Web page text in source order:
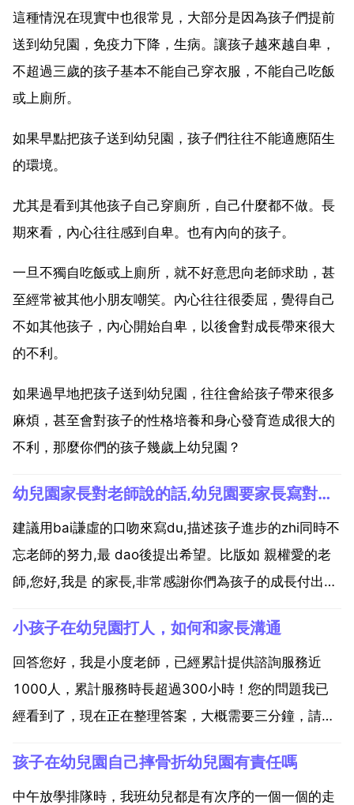
這種情況在現實中也很常見，大部分是因為孩子們提前
送到幼兒園，免疫力下降，生病。讓孩子越來越自卑，
不超過三歲的孩子基本不能自己穿衣服，不能自己吃飯
或上廁所。
如果早點把孩子送到幼兒園，孩子們往往不能適應陌生
的環境。
尤其是看到其他孩子自己穿廁所，自己什麼都不做。長
期來看，內心往往感到自卑。也有內向的孩子。
一旦不獨自吃飯或上廁所，就不好意思向老師求助，甚
至經常被其他小朋友嘲笑。內心往往很委屈，覺得自己
不如其他孩子，內心開始自卑，以後會對成長帶來很大
的不利。
如果過早地把孩子送到幼兒園，往往會給孩子帶來很多
麻煩，甚至會對孩子的性格培養和身心發育造成很大的
不利，那麼你們的孩子幾歲上幼兒園？
幼兒園家長對老師說的話,幼兒園要家長寫對老師說的話怎麼寫
建議用bai謙虛的口吻來寫du,描述孩子進步的zhi同時不
忘老師的努力,最 dao後提出希望。比版如 親權愛的老
師,您好,我是 的家長,非常感謝你們為孩子的成長付出的
貴幼兒園越辦越好。幼兒園要家長寫對老師說的話怎麼
寫 寫作思路 不要平鋪直敘地進行,要...
小孩子在幼兒園打人，如何和家長溝通
回答您好，我是小度老師，已經累計提供諮詢服務近
1000人，累計服務時長超過300小時！您的問題我已
經看到了，現在正在整理答案，大概需要三分鐘，請您
贊，感謝 3 避免先入為主，通過講道理和講事實的方法
來進行溝通。如果通過先入為主，想要打人者的家長承
孩子在幼兒園自己摔骨折幼兒園有責任嗎
中午放學排隊時，我班幼兒都是有次序的一個一個的走